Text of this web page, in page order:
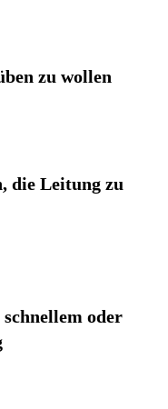
zu wollen
die Leitung zu
oder